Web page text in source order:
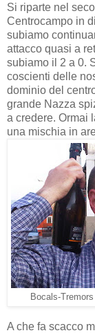
Si riparte nel
Centrocampo in
subiamo
attacco quasi a
subiamo il 2 a 0.
coscienti delle
dominio del
grande Nazza
a credere. Ormai
una mischia in
Bocals-
A che fa scacco